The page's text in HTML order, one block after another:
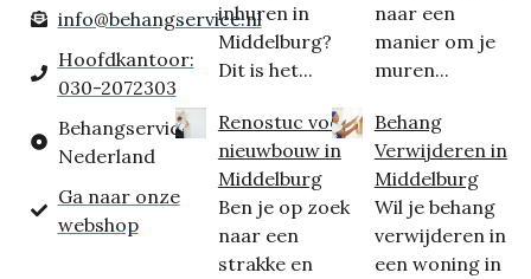
info@behangservice.nl
Hoofdkantoor:
030-2072303
Behangservice
Nederland
Ga naar onze
webshop
inhuren in
Middelburg?
Dit is het...
Renostuc voor
nieuwbouw in
Middelburg
Ben je op zoek
naar een
strakke en
naar een
manier om je
muren...
Behang
Verwijderen in
Middelburg
Wil je behang
verwijderen in
een woning in